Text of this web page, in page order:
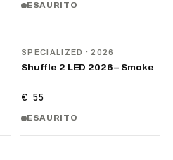
ESAURITO
SPECIALIZED · 2026
Shuffle 2 LED 2026 – Smoke
€ 55
ESAURITO